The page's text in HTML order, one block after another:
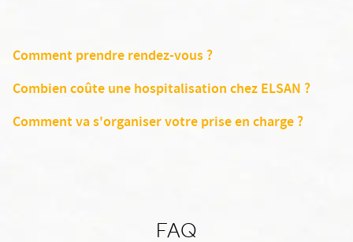
Comment prendre rendez-vous ?
Combien coûte une hospitalisation chez ELSAN ?
Comment va s'organiser votre prise en charge ?
FAQ